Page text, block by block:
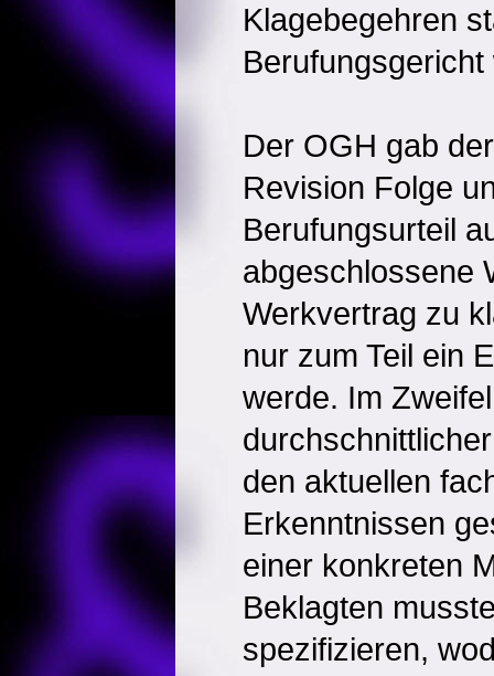
Klagebegehren
Berufungsgericht
Der OGH gab
Revision Folge
Berufungsurteil
abgeschlossene
Werkvertrag zu
nur zum Teil ein
werde. Im
den aktuellen
Erkenntnissen
einer konkreten
Beklagten
spezifizieren,